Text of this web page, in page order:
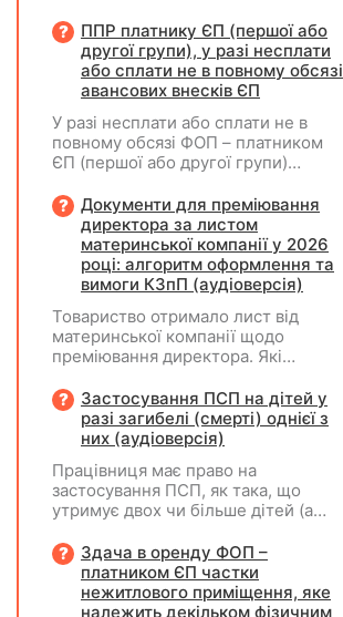
бажаним згідно з нормами КЗпП?
ППР платнику ЄП (першої або
другої групи), у разі несплати
або сплати не в повному обсязі
авансових внесків ЄП
У разі несплати або сплати не в
повному обсязі ФОП – платником
ЄП (першої або другої групи)
за результатами акта перевірки
щодо таких виявлених порушень
визначається сума штрафу та
складається ППР за формою «Ш»
Документи для преміювання
директора за листом
материнської компанії у 2026
році: алгоритм оформлення та
вимоги КЗпП (аудіоверсія)
Товариство отримало лист від
материнської компанії щодо
преміювання директора. Які
належного оформлення такої
премії?
Застосування ПСП на дітей у
разі загибелі (смерті) однієї з
них (аудіоверсія)
Працівниця має право на
застосування ПСП, як така, що
утримує двох чи більше дітей (а
поточного року одна дитина
загинула. Як надалі правильно
застосовувати ПСП? Працівниця
має подати нову заяву на
Здача в оренду ФОП –
платником ЄП частки
нежитлового приміщення, яке
належить декільком фізичним